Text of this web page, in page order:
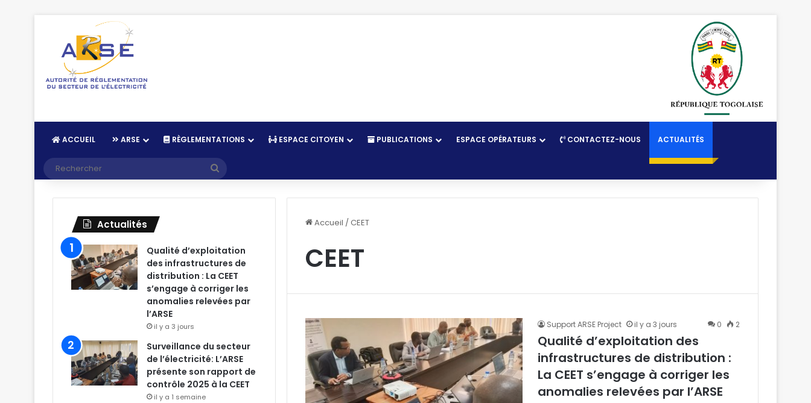
ACCUEIL ARSE RÈGLEMENTATIONS ESPACE CITOYEN PUBLICATIONS ESPACE OPÉRATEURS CONTACTEZ-NOUS ACTUALITÉS
Accueil /CEET
CEET
Support ARSE Project il y a 3 jours 0 2
Qualité d’exploitation des
infrastructures de distribution :
La CEET s’engage à corriger les
anomalies relevées par l’ARSE
Actualités
Qualité d’exploitation
des infrastructures de
distribution : La CEET
s’engage à corriger les
anomalies relevées par
l’ARSE
il y a 3 jours
Surveillance du secteur
de l’électricité: L’ARSE
présente son rapport de
contrôle 2025 à la CEET
il y a 1 semaine